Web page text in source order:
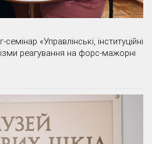
«Управлінські, інституційні
реагування на форс-мажорні